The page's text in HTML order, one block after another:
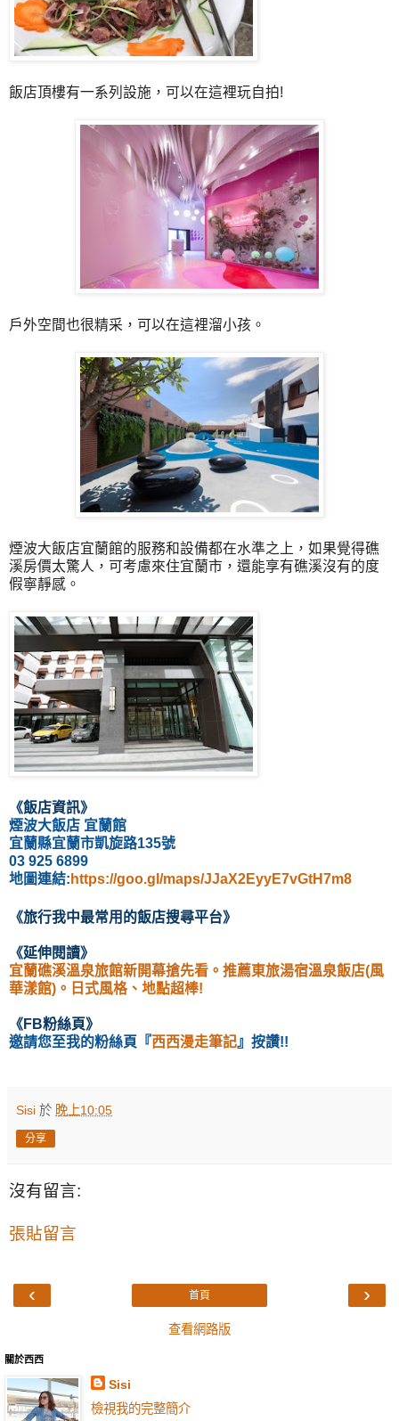
飯店頂樓有一系列設施，可以在這裡玩自拍!
戶外空間也很精采，可以在這裡溜小孩。
煙波大飯店宜蘭館的服務和設備都在水準之上，如果覺得礁
溪房價太驚人，可考慮來住宜蘭市，還能享有礁溪沒有的度
假寧靜感。
《飯店資訊》
煙波大飯店 宜蘭館
宜蘭縣宜蘭市凱旋路135號
03 925 6899
地圖連結: https://goo.gl/maps/JJaX2EyyE7vGtH7m8
《旅行我中最常用的飯店搜尋平台》
《延伸閱讀》
宜蘭礁溪溫泉旅館新開幕搶先看。推薦東旅湯宿溫泉飯店(風
華漾館)。日式風格、地點超棒!
《FB粉絲頁》
邀請您至我的粉絲頁
『西西漫走筆記』按讚!!
Sisi 於 晚上10:05
分享
沒有留言:
張貼留言
‹ ›
首頁
查看網路版
關於西西
Sisi
檢視我的完整簡介